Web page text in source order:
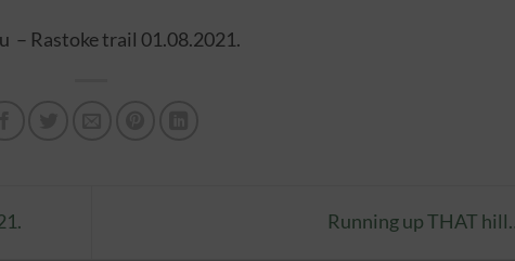
– Rastoke trail 01.08.2021.
Running up THAT hill…